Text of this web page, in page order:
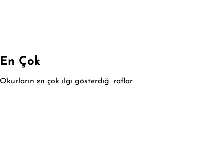
En Çok
Okurların en çok ilgi gösterdiği raflar